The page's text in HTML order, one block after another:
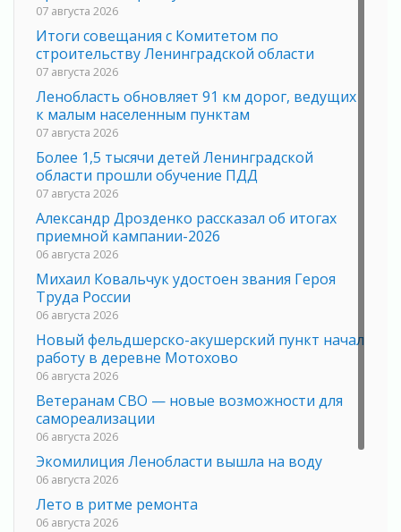
07 августа 2026
Итоги совещания с Комитетом по
строительству Ленинградской области
07 августа 2026
Ленобласть обновляет 91 км дорог, ведущих
к малым населенным пунктам
07 августа 2026
Более 1,5 тысячи детей Ленинградской
области прошли обучение ПДД
07 августа 2026
Александр Дрозденко рассказал об итогах
приемной кампании-2026
06 августа 2026
Михаил Ковальчук удостоен звания Героя
Труда России
06 августа 2026
Новый фельдшерско-акушерский пункт начал
работу в деревне Мотохово
06 августа 2026
Ветеранам СВО — новые возможности для
самореализации
06 августа 2026
Экомилиция Ленобласти вышла на воду
06 августа 2026
Лето в ритме ремонта
06 августа 2026